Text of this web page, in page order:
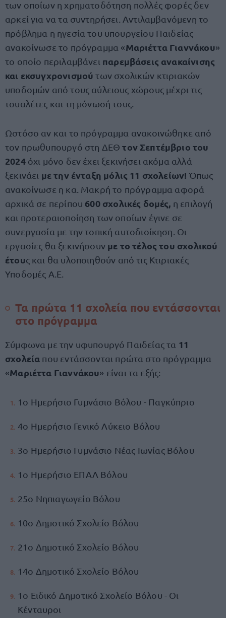
των οποίων η χρηματοδότηση πολλές φορές δεν
αρκεί για να τα συντηρήσει. Αντιλαμβανόμενη το
πρόβλημα η ηγεσία του υπουργείου Παιδείας
ανακοίνωσε το πρόγραμμα «Μαριέττα Γιαννάκου»
το οποίο περιλαμβάνει παρεμβάσεις ανακαίνισης
και εκσυγχρονισμού των σχολικών κτιριακών
υποδομών από τους αύλειους χώρους μέχρι τις
τουαλέτες και τη μόνωσή τους.
Ωστόσο αν και το πρόγραμμα ανακοινώθηκε από
τον πρωθυπουργό στη ΔΕΘτον Σεπτέμβριο του
2024 όχι μόνο δεν έχει ξεκινήσει ακόμα αλλά
ξεκινάει με την ένταξη μόλις 11 σχολείων! Όπως
ανακοίνωσε η κα. Μακρή το πρόγραμμα αφορά
αρχικά σε περίπου 600 σχολικές δομές, η επιλογή
και προτεραιοποίηση των οποίων έγινε σε
συνεργασία με την τοπική αυτοδιοίκηση. Οι
εργασίες θα ξεκινήσουν με το τέλος του σχολικού
έτους και θα υλοποιηθούν από τις Κτιριακές
Υποδομές Α.Ε.
Τα πρώτα 11 σχολεία που εντάσσονται
στο πρόγραμμα
Σύμφωνα με την υφυπουργό Παιδείας τα 11
σχολεία που εντάσσονται πρώτα στο πρόγραμμα
«Μαριέττα Γιαννάκου» είναι τα εξής:
1ο Ημερήσιο Γυμνάσιο Βόλου - Παγκύπριο
4ο Ημερήσιο Γενικό Λύκειο Βόλου
3ο Ημερήσιο Γυμνάσιο Νέας Ιωνίας Βόλου
1ο Ημερήσιο ΕΠΑΛ Βόλου
25ο Νηπιαγωγείο Βόλου
10ο Δημοτικό Σχολείο Βόλου
21ο Δημοτικό Σχολείο Βόλου
14ο Δημοτικό Σχολείο Βόλου
1ο Ειδικό Δημοτικό Σχολείο Βόλου - Οι
Κένταυροι